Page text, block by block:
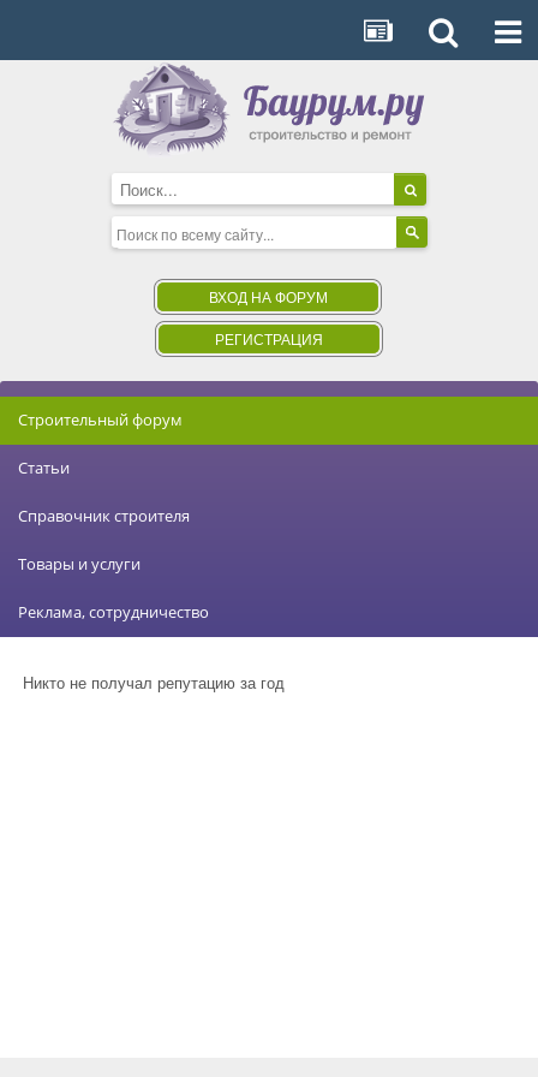
ВХОД НА ФОРУМ
РЕГИСТРАЦИЯ
Строительный форум
Статьи
Справочник строителя
Товары и услуги
Реклама, сотрудничество
Никто не получал репутацию за год